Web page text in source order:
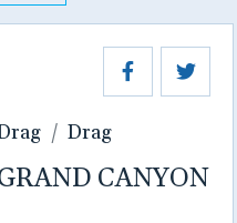
Drag
CANYON